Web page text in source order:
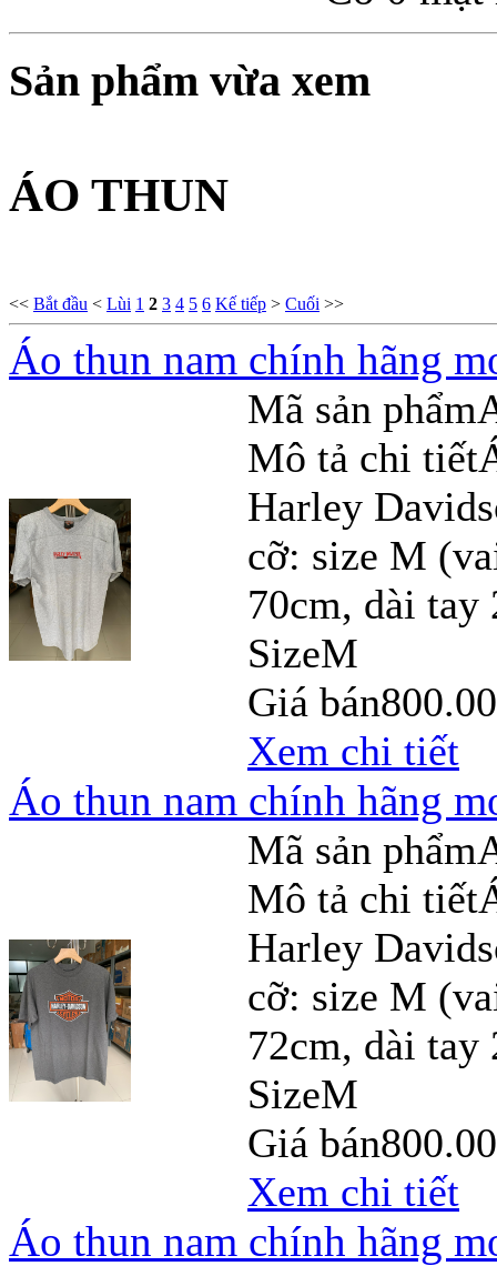
Sản phẩm vừa xem
ÁO THUN
<< Bắt đầu < Lùi 1 2 3 4 5 6 Kế tiếp > Cuối >>
Áo thun nam chính hãng
Mã sản phẩm
Mô tả chi tiết
Harley
cỡ: size M
70cm, dài
SizeM
Giá bán
Xem chi tiết
Áo thun nam chính hãng
Mã sản phẩm
Mô tả chi tiết
Harley
cỡ: size M
72cm, dài
SizeM
Giá bán
Xem chi tiết
Áo thun nam chính hãng